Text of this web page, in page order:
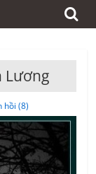
Lương
hồi (8)